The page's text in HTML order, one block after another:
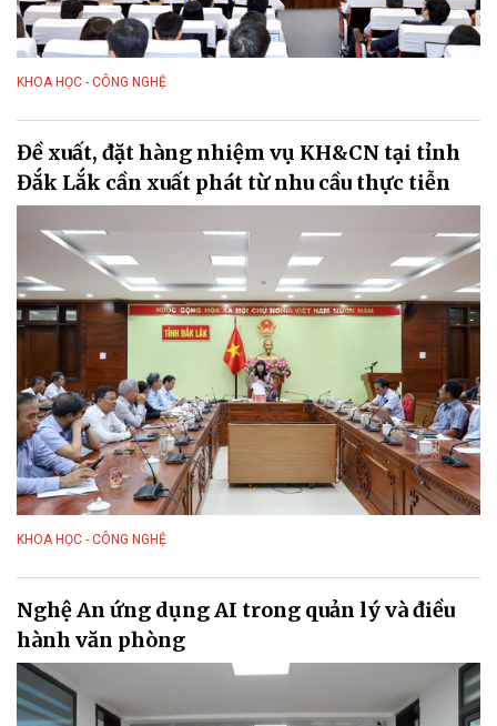
KHOA HỌC - CÔNG NGHỆ
Đề xuất, đặt hàng nhiệm vụ KH&CN tại tỉnh
Đắk Lắk cần xuất phát từ nhu cầu thực tiễn
KHOA HỌC - CÔNG NGHỆ
Nghệ An ứng dụng AI trong quản lý và điều
hành văn phòng